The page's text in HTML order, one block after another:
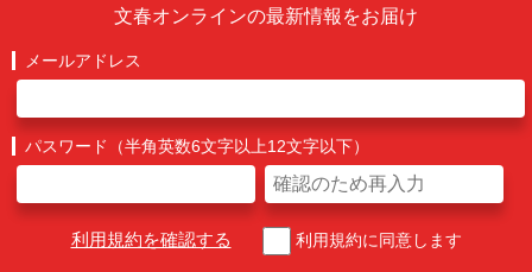
文春オンラインの最新情報をお届け
メールアドレス
パスワード（半角英数6文字以上12文字以下）
利用規約を確認する 利用規約に同意します